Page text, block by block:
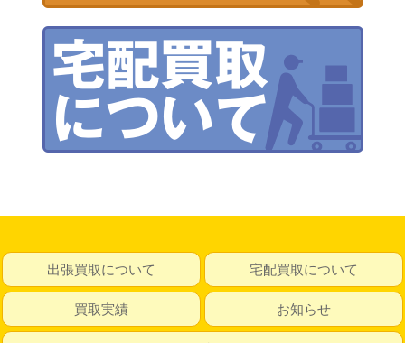
出張買取について 宅配買取について
買取実績 お知らせ